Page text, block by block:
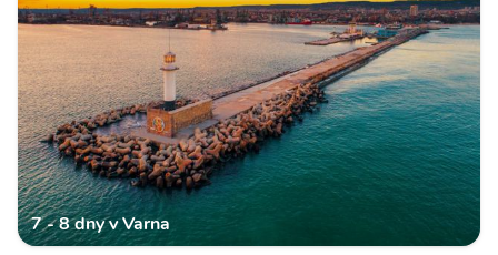
7 - 8 dny v Varna